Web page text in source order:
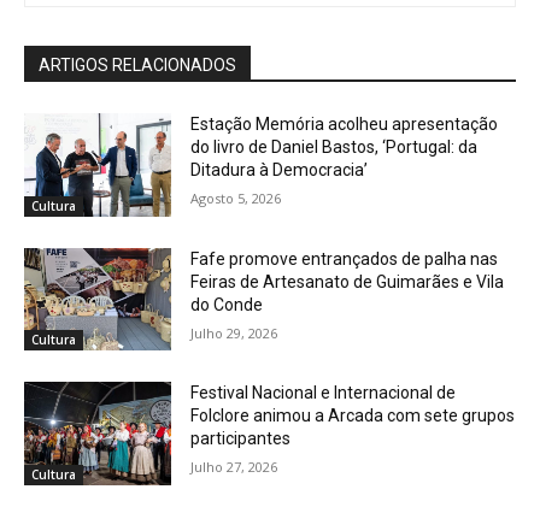
ARTIGOS RELACIONADOS
Cultura
Estação Memória acolheu apresentação
do livro de Daniel Bastos, ‘Portugal: da
Ditadura à Democracia’
Agosto 5, 2026
Cultura
Fafe promove entrançados de palha nas
Feiras de Artesanato de Guimarães e Vila
do Conde
Julho 29, 2026
Cultura
Festival Nacional e Internacional de
Folclore animou a Arcada com sete grupos
participantes
Julho 27, 2026